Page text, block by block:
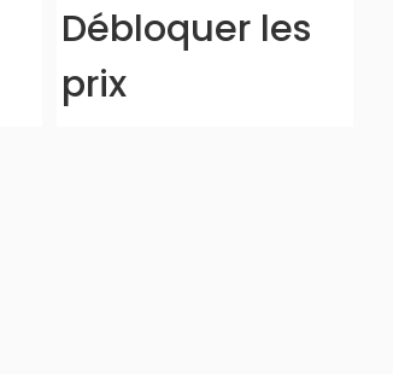
Débloquer les
prix